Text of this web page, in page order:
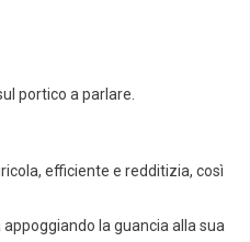
portico a parlare.
efficiente e redditizia, così
la guancia alla sua